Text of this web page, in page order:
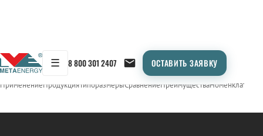
☰ 8 800 301 2407 ОСТАВИТЬ ЗАЯВКУ
← Продукция/ИЗОЛЯТОРЫ НИЗКОВОЛЬТНЫЕ (МН, SM)
ПрименениеПродукцияТипоразмерыСравнениеПреимуществаНоменклатура